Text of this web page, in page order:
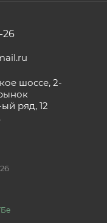
26
шоссе, 2-
ряд, 12